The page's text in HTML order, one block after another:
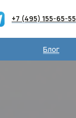
+7 (495) 155-65-55
Блог